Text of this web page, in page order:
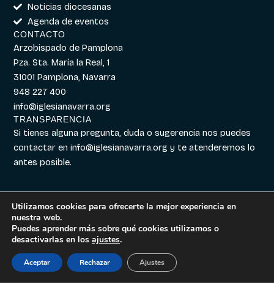
Noticias diocesanas
Agenda de eventos
CONTACTO
Arzobispado de Pamplona
Pza. Sta. María la Real, 1
31001 Pamplona, Navarra
948 227 400
info@iglesianavarra.org
TRANSPARENCIA
Si tienes alguna pregunta, duda o sugerencia nos puedes
contactar eninfo@iglesianavarra.org y te atenderemos lo
antes posible.
Aviso legal|
Cookies|Política de
Utilizamos cookies para ofrecerte la mejor experiencia en
nuestra web.
Puedes aprender más sobre qué cookies utilizamos o
desactivarlas en los ajustes.
Aceptar Rechazar Ajustes